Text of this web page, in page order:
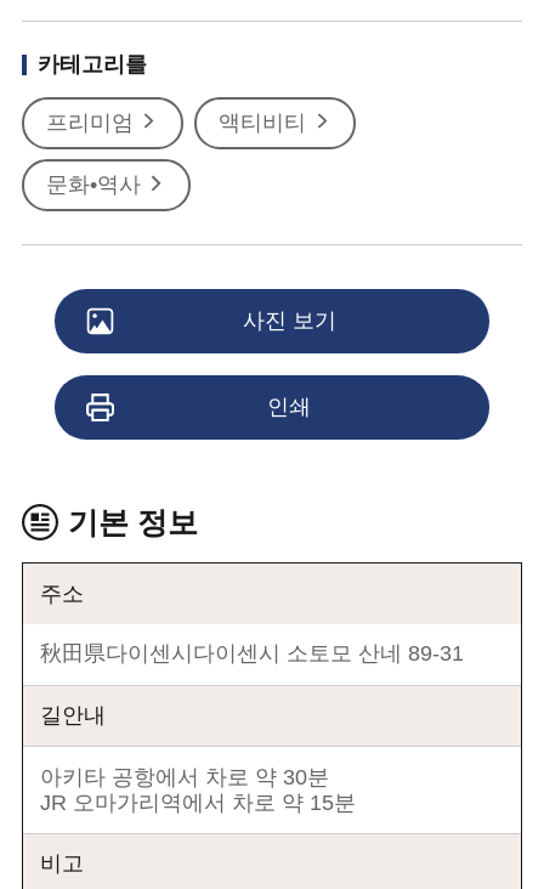
카테고리를
프리미엄 액티비티
문화•역사
사진 보기
인쇄
기본 정보
주소
秋田県다이센시다이센시 소토모 산네 89-31
길안내
아키타 공항에서 차로 약 30분
JR 오마가리역에서 차로 약 15분
비고